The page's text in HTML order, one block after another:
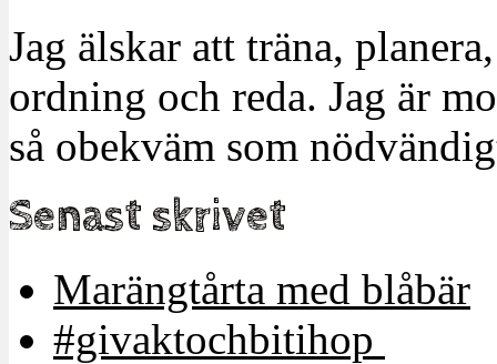
Jag älskar att träna,
ordning och reda. Jag är
så obekväm som
Senast skrivet
Marängtårta med blåbär
#givaktochbitihop